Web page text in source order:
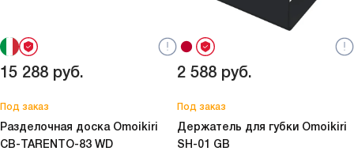
15 288 руб.
Под заказ
Разделочная доска Omoikiri
CB-TARENTO-83 WD
2 588 руб.
Под заказ
Держатель для губки Omoikiri
SH-01 GB